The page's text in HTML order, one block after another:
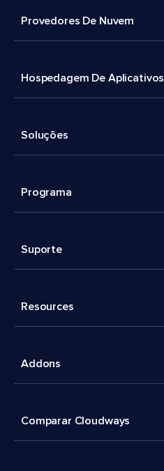
Provedores De Nuvem
Hospedagem De Aplicativos
Soluções
Programa
Suporte
Resources
Addons
Comparar Cloudways